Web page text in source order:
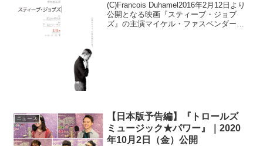
(C)Francois Duhamel2016年2月12日より
公開となる映画『スティーブ・ジョブ
ズ』の主演マイケル・ファスペンダー
ニュース
【日本版予告編】『トロールズ
ミュージック★パワー』｜2020
年10月2日（金）公開